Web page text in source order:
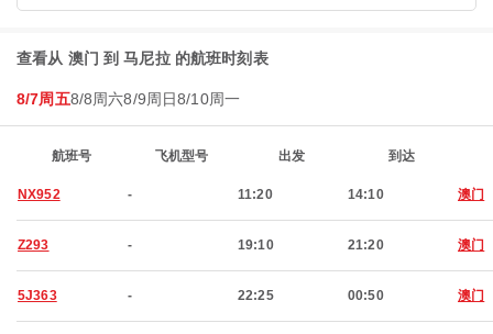
查看从 澳门 到 马尼拉 的航班时刻表
8/7周五8/8周六8/9周日8/10周一
航班号 飞机型号 出发 到达
NX952 - 11:20 14:10 澳门
Z293 - 19:10 21:20 澳门
5J363 - 22:25 00:50 澳门